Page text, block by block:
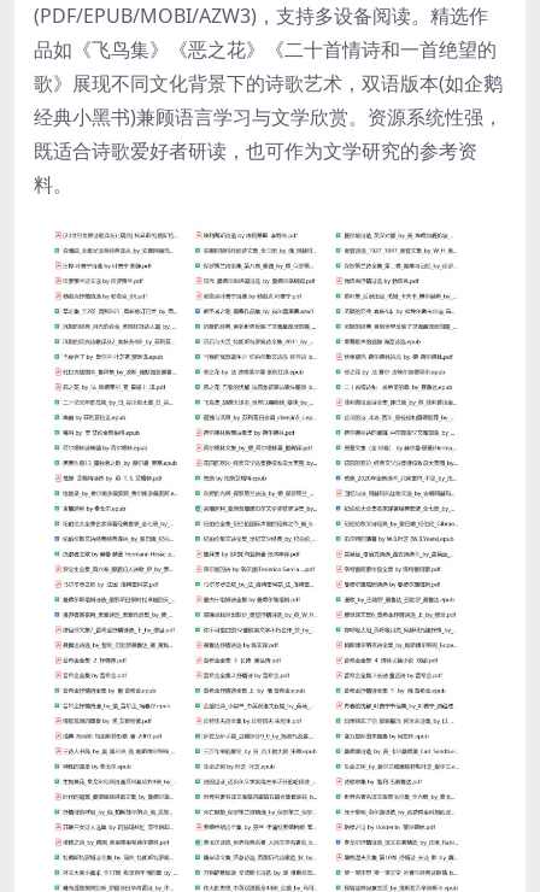
(PDF/EPUB/MOBI/AZW3)，支持多设备阅读。精选作
品如《飞鸟集》《恶之花》《二十首情诗和一首绝望的
歌》展现不同文化背景下的诗歌艺术，双语版本(如企鹅
经典小黑书)兼顾语言学习与文学欣赏。资源系统性强，
既适合诗歌爱好者研读，也可作为文学研究的参考资
料。